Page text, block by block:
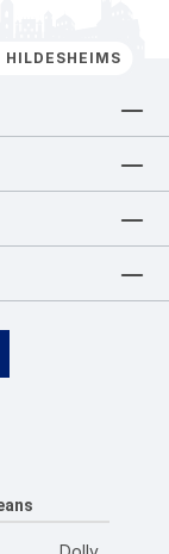
HILDESHEIMS